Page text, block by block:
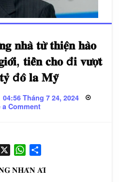
𝐧𝐡𝐚̀ 𝐭𝐮̛̀ 𝐭𝐡𝐢𝐞̣̂𝐧 𝐡𝐚̀𝐨
𝐭𝐢𝐞̂̀𝐧 𝐜𝐡𝐨 đ𝐢 𝐯𝐮̛𝐨̛̣𝐭
đ𝐨̂ 𝐥𝐚 𝐌𝐲̃
Posted
on
04:56 Tháng 7 24, 2024
a Commenton
𝐭𝐡𝐢𝐞̣̂𝐧
𝐡𝐚̀𝐨
𝐧𝐡𝐚̂́𝐭
𝐭𝐡𝐞̂́
Copy
WhatsApp
𝐍𝐇𝐀̂𝐍 𝐀́𝐈